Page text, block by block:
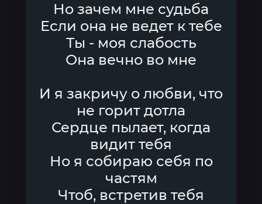
Но зачем мне судьба
Если она не ведет к тебе
Ты - моя слабость
Она вечно во мне
И я закричу о любви, что
не горит дотла
Сердце пылает, когда
видит тебя
Но я собираю себя по
частям
Чтоб, встретив тебя